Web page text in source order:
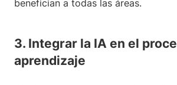
benefician a todas las áreas.
3. Integrar la IA en el
aprendizaje